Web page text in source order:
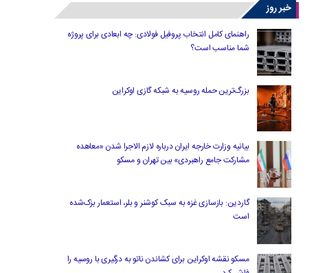
خبر روز
راهنمای کامل انتخاب پروفیل فولادی: چه ابعادی برای پروژه
شما مناسب است؟
بزرگ‌ترین حمله روسیه به شبکه گازی اوکراین
بیانیه وزارت خارجه ایران درباره لازم‌ الاجرا شدن «معاهده
مشارکت جامع راهبردی» بین تهران و مسکو
گاردین: بازسازی غزه به سبک کوشنر و بلر، استعمار بزک‌شده
است
مسکو نقشه اوکراین برای کشاندن ناتو به درگیری با روسیه را